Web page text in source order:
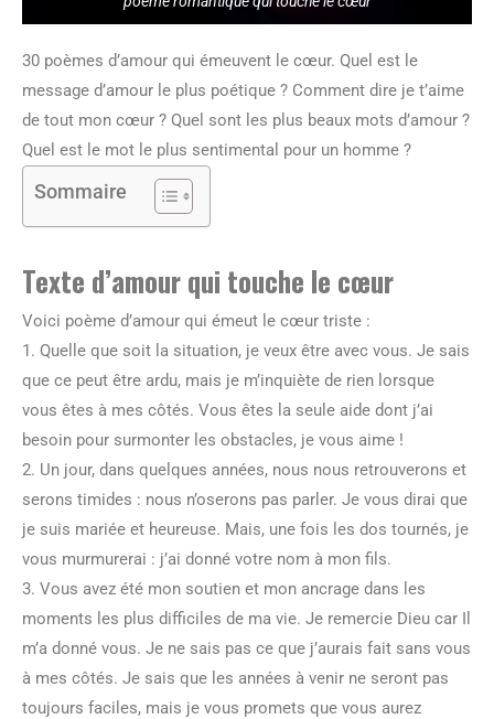
30 poèmes d’amour qui émeuvent le cœur. Quel est le
message d’amour le plus poétique ? Comment dire je t’aime
de tout mon cœur ? Quel sont les plus beaux mots d’amour ?
Quel est le mot le plus sentimental pour un homme ?
Sommaire
Texte d’amour qui touche le cœur
Voici poème d’amour qui émeut le cœur triste :
1. Quelle que soit la situation, je veux être avec vous. Je sais
que ce peut être ardu, mais je m’inquiète de rien lorsque
vous êtes à mes côtés. Vous êtes la seule aide dont j’ai
besoin pour surmonter les obstacles, je vous aime !
2. Un jour, dans quelques années, nous nous retrouverons et
serons timides : nous n’oserons pas parler. Je vous dirai que
je suis mariée et heureuse. Mais, une fois les dos tournés, je
vous murmurerai : j’ai donné votre nom à mon fils.
3. Vous avez été mon soutien et mon ancrage dans les
moments les plus difficiles de ma vie. Je remercie Dieu car Il
m’a donné vous. Je ne sais pas ce que j’aurais fait sans vous
à mes côtés. Je sais que les années à venir ne seront pas
toujours faciles, mais je vous promets que vous aurez